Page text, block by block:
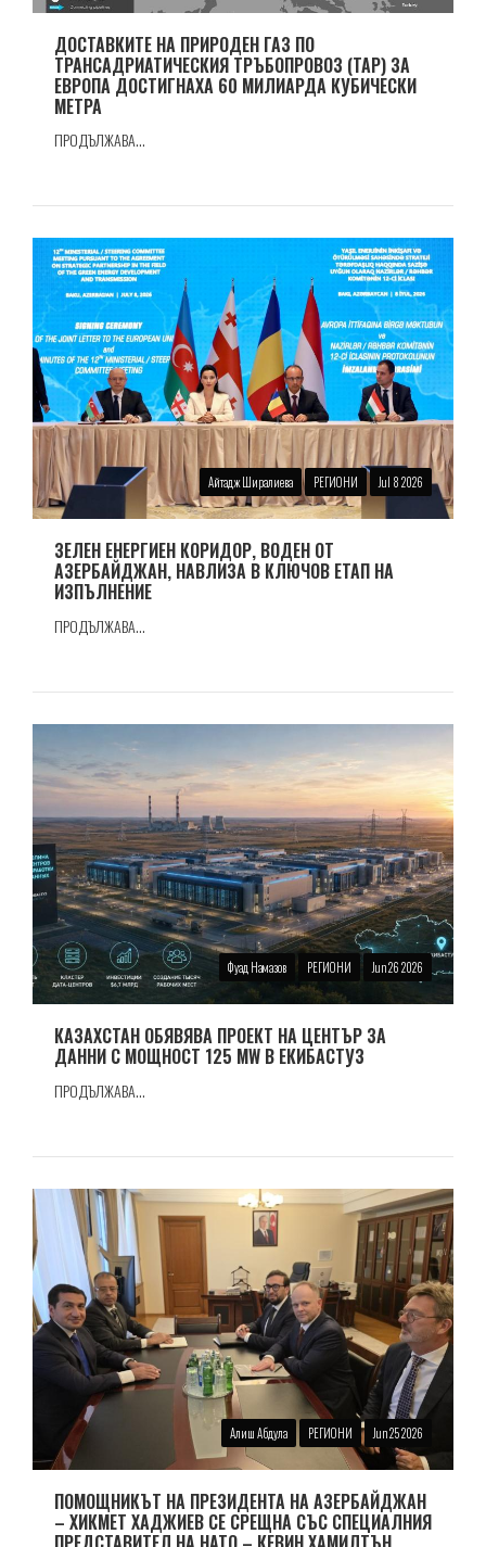
ДОСТАВКИТЕ НА ПРИРОДЕН ГАЗ ПО
ТРАНСАДРИАТИЧЕСКИЯ ТРЪБОПРОВОЗ (TAP) ЗА
ЕВРОПА ДОСТИГНАХА 60 МИЛИАРДА КУБИЧЕСКИ
МЕТРА
ПРОДЪЛЖАВА...
Айтадж Ширалиева РЕГИОНИ Jul 8 2026
ЗЕЛЕН ЕНЕРГИЕН КОРИДОР, ВОДЕН ОТ
АЗЕРБАЙДЖАН, НАВЛИЗА В КЛЮЧОВ ЕТАП НА
ИЗПЪЛНЕНИЕ
ПРОДЪЛЖАВА...
Фуад Намазов РЕГИОНИ Jun 26 2026
КАЗАХСТАН ОБЯВЯВА ПРОЕКТ НА ЦЕНТЪР ЗА
ДАННИ С МОЩНОСТ 125 MW В ЕКИБАСТУЗ
ПРОДЪЛЖАВА...
Алиш Абдула РЕГИОНИ Jun 25 2026
ПОМОЩНИКЪТ НА ПРЕЗИДЕНТА НА АЗЕРБАЙДЖАН
– ХИКМЕТ ХАДЖИЕВ СЕ СРЕЩНА СЪС СПЕЦИАЛНИЯ